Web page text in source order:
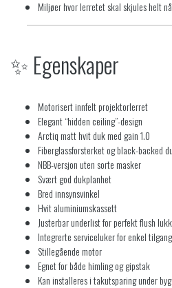
Miljøer hvor lerretet skal skjules helt
✨ Egenskaper
Motorisert innfelt projektorlerret
Elegant “hidden ceiling”-design
Arctiq matt hvit duk med gain 1.0
Fiberglassforsterket og black-backed
NBB-versjon uten sorte masker
Svært god dukplanhet
Bred innsynsvinkel
Hvit aluminiumskassett
Justerbar underlist for perfekt flush
Integrerte serviceluker for enkel tilgang
Stillegående motor
Egnet for både himling og gipstak
Kan installeres i takutsparing under